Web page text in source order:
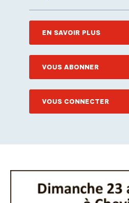
EN SAVOIR PLUS
VOUS ABONNER
VOUS CONNECTER